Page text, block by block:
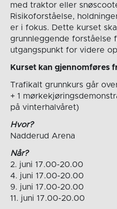
med traktor eller
Risikoforståelse,
er i fokus. Dette kurset
grunnleggende
utgangspunkt for videre
Kurset kan gjennomføres
Trafikalt grunnkurs går
+ 1
på vinterhalvåret)
Hvor?
Nadderud Arena
Når?
2. juni 17.00-20.00
4. juni 17.00-20.00
9. juni 17.00-20.00
11. juni 17.00-20.00